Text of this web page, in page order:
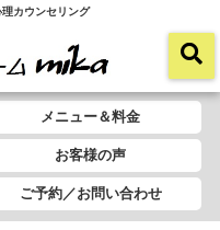
カウンセリング
メニュー＆料金
お客様の声
ご予約／お問い合わせ